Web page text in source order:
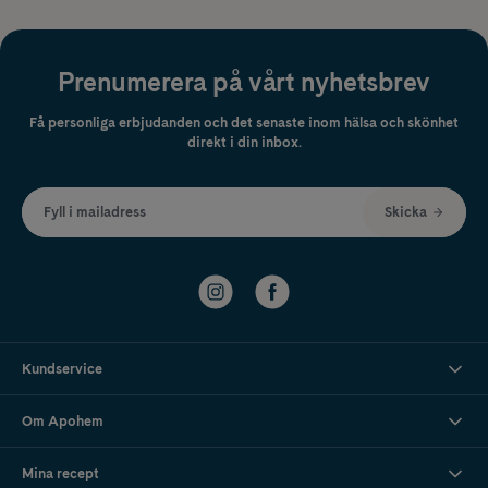
Prenumerera på vårt nyhetsbrev
Få personliga erbjudanden och det senaste inom hälsa och skönhet
direkt i din inbox.
Fyll i mailadress Skicka
Kundservice
Om Apohem
Mina recept